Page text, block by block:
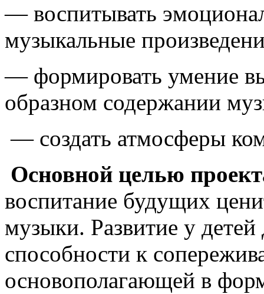
— воспитывать
музыкальные
— формировать умение
образном содержании
— создать атмосферы
Основной целью
воспитание будущих
музыки. Развитие у детей
способности к
основополагающей в